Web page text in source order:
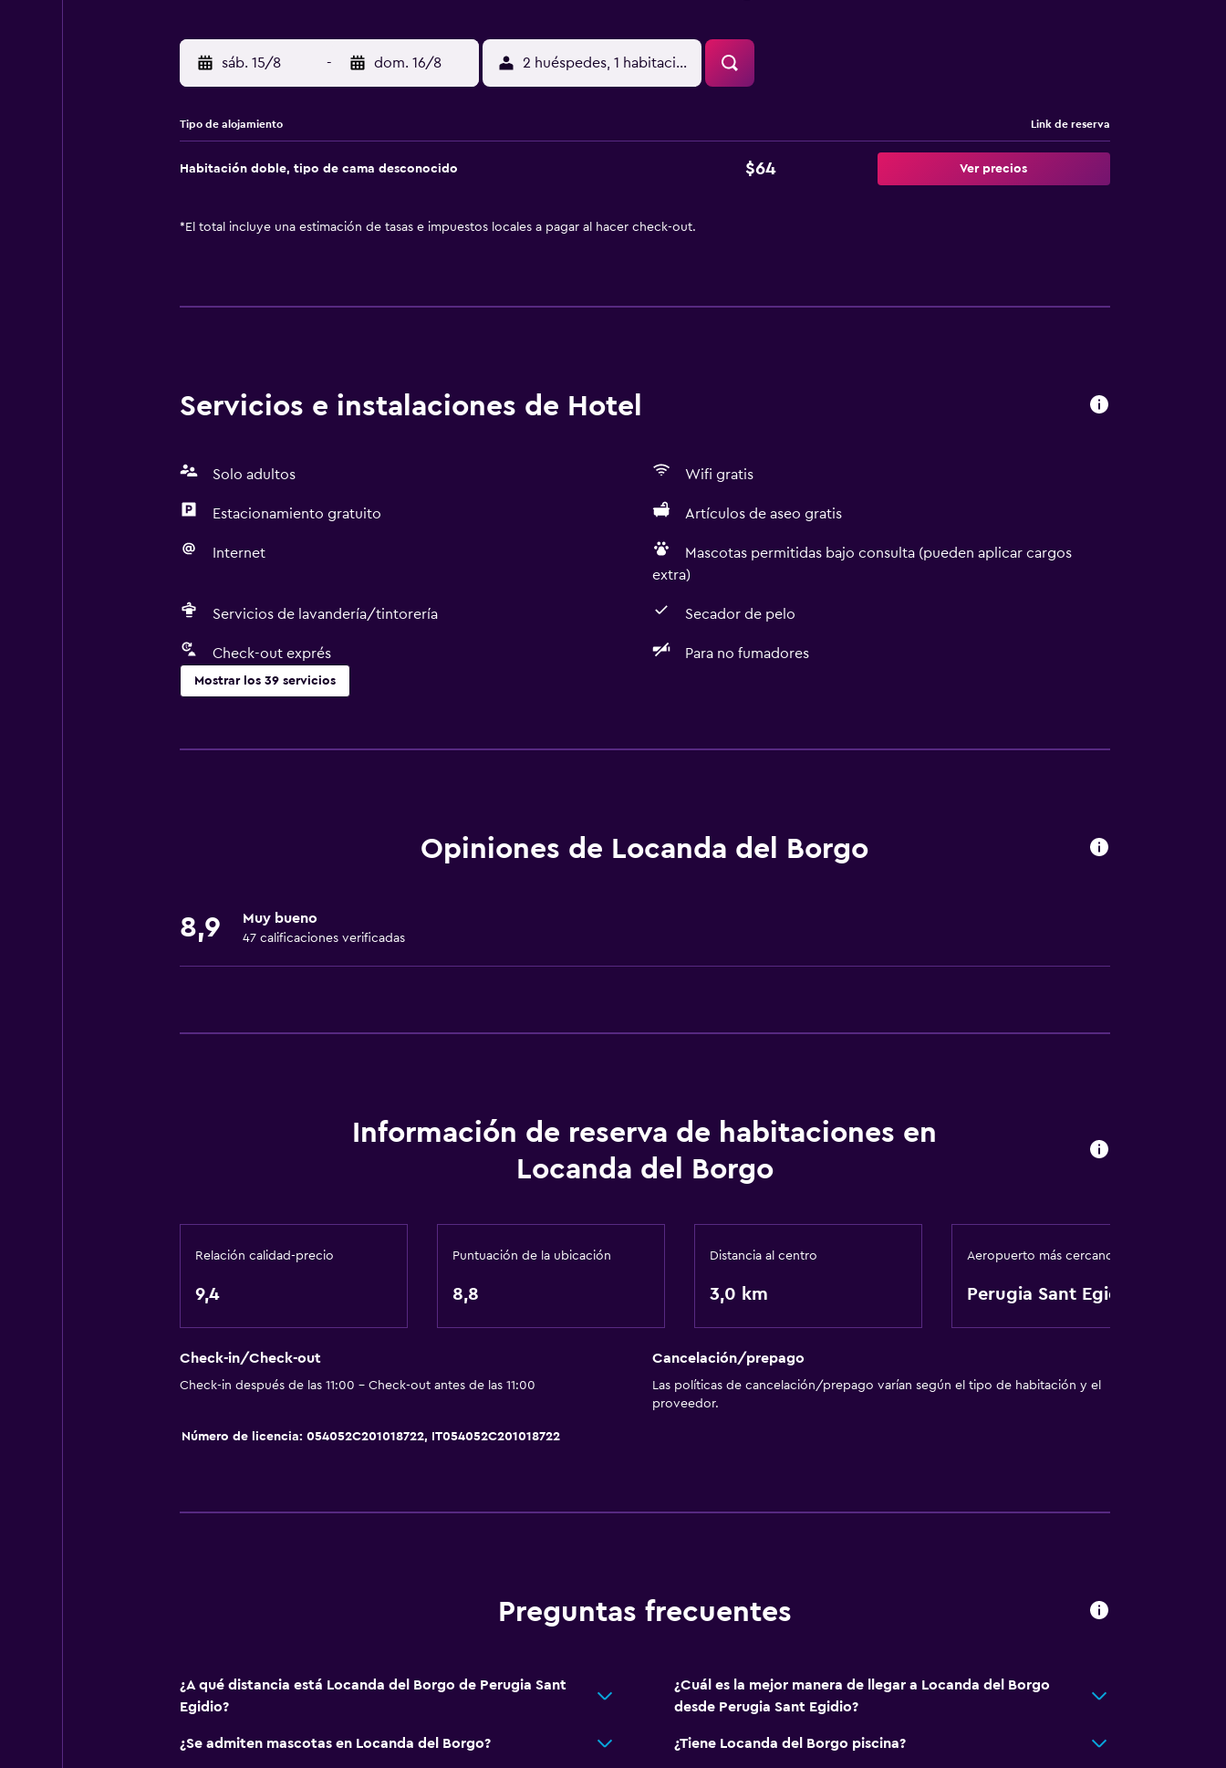
sáb. 15/8 - dom. 16/8 2 huéspedes, 1 habitación
Tipo de alojamiento Link de reserva
Habitación doble, tipo de cama desconocido $64 Ver precios
* El total incluye una estimación de tasas e impuestos locales a pagar al hacer check-out.
Servicios e instalaciones de Hotel
Solo adultos Wifi gratis
Estacionamiento gratuito Artículos de aseo gratis
Internet
Mascotas permitidas bajo consulta (pueden aplicar cargos
extra)
Servicios de lavandería/tintorería Secador de pelo
Check-out exprés Para no fumadores
Mostrar los 39 servicios
Wifi gratis
Artículos de aseo gratis
Bidé
Papel higiénico
Mascotas permitidas bajo consulta (pueden aplicar cargos extra)
Enchufe cerca de la cama
Armario o clóset
General
Vista al río
Piso de mosaico/mármol
Servicios y facilidades
Check-out exprés
Check-in/check-out privado
Estacionamiento en la calle
Comedor
Actividades
Salud y seguridad
Opiniones de Locanda del Borgo
8,9 Muy bueno
47 calificaciones verificadas
Información de reserva de habitaciones en
Locanda del Borgo
Relación calidad-precio
9,4
Puntuación de la ubicación
8,8
Distancia al centro
3,0 km
Aeropuerto más cercano
Perugia Sant Egidio
Check-in/Check-out
Check-in después de las 11:00 - Check-out antes de las 11:00
Cancelación/prepago
Las políticas de cancelación/prepago varían según el tipo de habitación y el
proveedor.
Número de licencia: 054052C201018722, IT054052C201018722
Preguntas frecuentes
¿A qué distancia está Locanda del Borgo de Perugia Sant
Egidio?
¿Cuál es la mejor manera de llegar a Locanda del Borgo
desde Perugia Sant Egidio?
¿Se admiten mascotas en Locanda del Borgo? ¿Tiene Locanda del Borgo piscina?